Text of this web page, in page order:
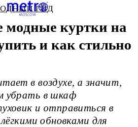
ГИД
модные куртки на
и как стильно
в воздухе, а значит,
убрать в шкаф
и отправиться в
обновками для